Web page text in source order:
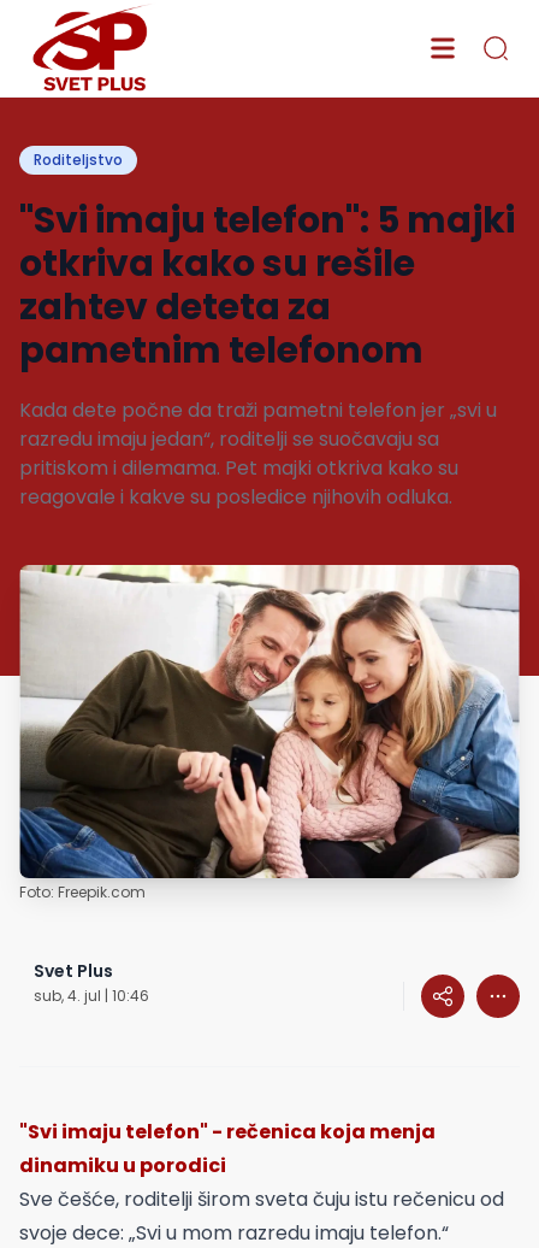
Roditeljstvo
"Svi imaju telefon": 5 majki
otkriva kako su rešile
zahtev deteta za
pametnim telefonom
Kada dete počne da traži pametni telefon jer „svi u
razredu imaju jedan“, roditelji se suočavaju sa
pritiskom i dilemama. Pet majki otkriva kako su
reagovale i kakve su posledice njihovih odluka.
Foto: Freepik.com
Svet Plus
sub, 4. jul | 10:46
"Svi imaju telefon" - rečenica koja menja
dinamiku u porodici
Sve češće, roditelji širom sveta čuju istu rečenicu od
svoje dece: „Svi u mom razredu imaju telefon.“